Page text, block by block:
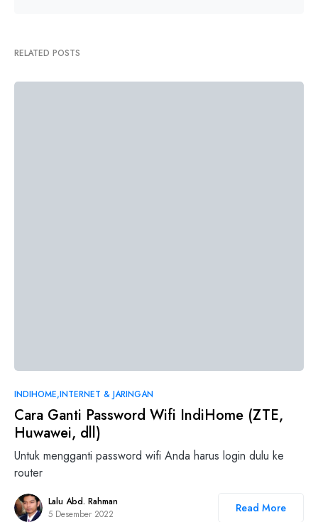
RELATED POSTS
INDIHOME INTERNET & JARINGAN
Cara Ganti Password Wifi IndiHome (ZTE,
Huwawei, dll)
Untuk mengganti password wifi Anda harus login dulu ke
router
Lalu Abd. Rahman
5 Desember 2022
Read More